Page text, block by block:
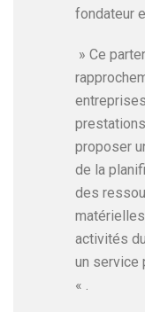
fondateur
» Ce
proposer
de la
des
activités
un service
« .